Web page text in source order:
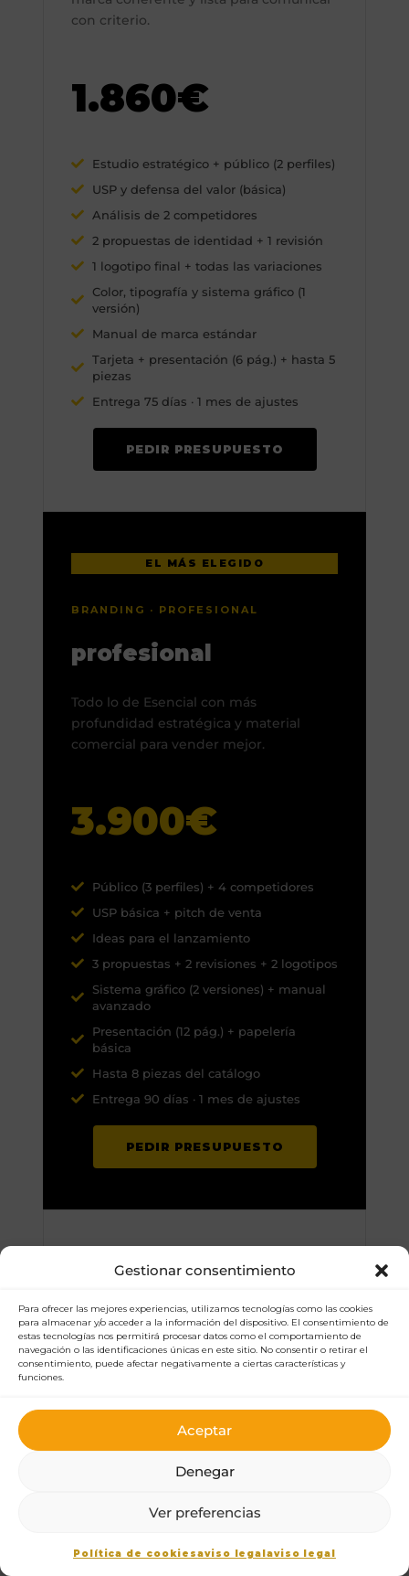
Gestionar consentimiento
Para ofrecer las mejores experiencias, utilizamos tecnologías como las cookies
para almacenar y/o acceder a la información del dispositivo. El consentimiento de
estas tecnologías nos permitirá procesar datos como el comportamiento de
navegación o las identificaciones únicas en este sitio. No consentir o retirar el
consentimiento, puede afectar negativamente a ciertas características y
funciones.
Aceptar
Denegar
Ver preferencias
Política de cookiesaviso legalaviso legal
con criterio.
1.860€
Estudio estratégico + público (2 perfiles)
USP y defensa del valor (básica)
Análisis de 2 competidores
2 propuestas de identidad + 1 revisión
1 logotipo final + todas las variaciones
Color, tipografía y sistema gráfico (1
versión)
Manual de marca estándar
Tarjeta + presentación (6 pág.) + hasta 5
piezas
Entrega 75 días · 1 mes de ajustes
PEDIR PRESUPUESTO
EL MÁS ELEGIDO
BRANDING · PROFESIONAL
profesional
Todo lo de Esencial con más
profundidad estratégica y material
comercial para vender mejor.
3.900€
Público (3 perfiles) + 4 competidores
USP básica + pitch de venta
Ideas para el lanzamiento
3 propuestas + 2 revisiones + 2 logotipos
Sistema gráfico (2 versiones) + manual
avanzado
Presentación (12 pág.) + papelería
básica
Hasta 8 piezas del catálogo
Entrega 90 días · 1 mes de ajustes
PEDIR PRESUPUESTO
completo
La marca al máximo nivel: estrategia
avanzada, reputación y campañas para
5.120€
competidores